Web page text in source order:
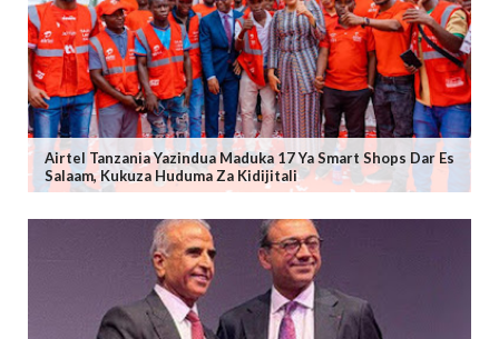
Airtel Tanzania Yazindua Maduka 17 Ya Smart Shops Dar Es
Salaam, Kukuza Huduma Za Kidijitali